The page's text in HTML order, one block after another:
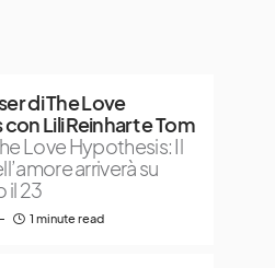
di The Love
Lili Reinhart e Tom
Love Hypothesis: Il
arriverà su
il 23
1 minute read